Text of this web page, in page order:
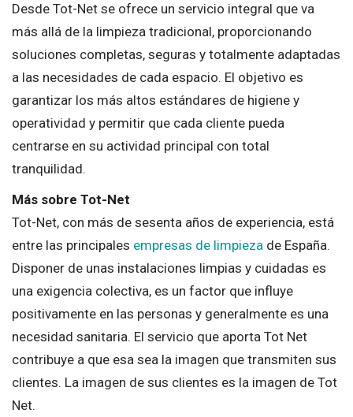
Desde Tot-Net se ofrece un servicio integral que va
más allá de la limpieza tradicional, proporcionando
soluciones completas, seguras y totalmente adaptadas
a las necesidades de cada espacio. El objetivo es
garantizar los más altos estándares de higiene y
operatividad y permitir que cada cliente pueda
centrarse en su actividad principal con total
tranquilidad.
Más sobre Tot-Net
Tot-Net, con más de sesenta años de experiencia, está
entre las principales empresas de limpieza de España.
Disponer de unas instalaciones limpias y cuidadas es
una exigencia colectiva, es un factor que influye
positivamente en las personas y generalmente es una
necesidad sanitaria. El servicio que aporta Tot Net
contribuye a que esa sea la imagen que transmiten sus
clientes. La imagen de sus clientes es la imagen de Tot
Net.